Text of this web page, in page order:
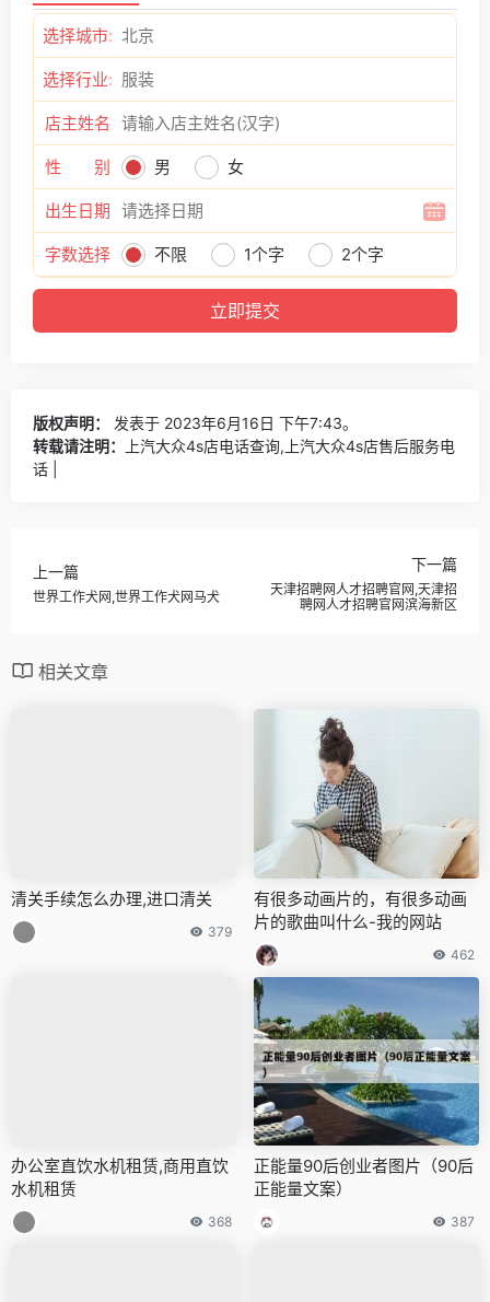
选择城市:
选择行业:
店主姓名
性 别 男 女
出生日期
字数选择 不限 1个字 2个字
版权声明：
发表于 2023年6月16日 下午7:43。
转载请注明：
上汽大众4s店电话查询,上汽大众4s店售后服务电
话 |
上一篇
世界工作犬网,世界工作犬网马犬
下一篇
天津招聘网人才招聘官网,天津招
聘网人才招聘官网滨海新区
相关文章
清关手续怎么办理,进口清关
379
有很多动画片的，有很多动画
片的歌曲叫什么-我的网站
462
办公室直饮水机租赁,商用直饮
水机租赁
368
正能量90后创业者图片（90后
正能量文案）
387